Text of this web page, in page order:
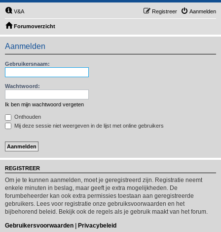
V&A Aanmelden
Registreer
Forumoverzicht
Aanmelden
Gebruikersnaam:
Wachtwoord:
Ik ben mijn wachtwoord vergeten
Onthouden
Mij deze sessie niet weergeven in de lijst met online gebruikers
REGISTREER
Om je te kunnen aanmelden, moet je geregistreerd zijn. Registratie neemt
enkele minuten in beslag, maar geeft je extra mogelijkheden. De
forumbeheerder kan ook extra permissies toestaan aan geregistreerde
gebruikers. Lees voor registratie onze gebruiksvoorwaarden en het
bijbehorend beleid. Bekijk ook de regels als je gebruik maakt van het forum.
Gebruikersvoorwaarden | Privacybeleid